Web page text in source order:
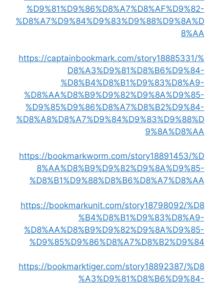
%D9%81%D9%86%D8%A7%D8%AF%D9%82-
%D8%A7%D9%84%D9%83%D9%88%D9%8A%D
8%AA
https://captainbookmark.com/story18885331/%
D8%A3%D9%81%D8%B6%D9%84-
%D8%B4%D8%B1%D9%83%D8%A9-
%D8%AA%D8%B9%D9%82%D9%8A%D9%85-
%D9%85%D9%86%D8%A7%D8%B2%D9%84-
%D8%A8%D8%A7%D9%84%D9%83%D9%88%D
9%8A%D8%AA
https://bookmarkworm.com/story18891453/%D
8%AA%D8%B9%D9%82%D9%8A%D9%85-
%D8%B1%D9%88%D8%B6%D8%A7%D8%AA
https://bookmarkunit.com/story18798092/%D8
%B4%D8%B1%D9%83%D8%A9-
%D8%AA%D8%B9%D9%82%D9%8A%D9%85-
%D9%85%D9%86%D8%A7%D8%B2%D9%84
https://bookmarktiger.com/story18892387/%D8
%A3%D9%81%D8%B6%D9%84-